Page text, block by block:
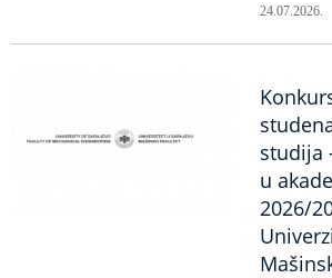
24.07.2026.
studija
u
2026/